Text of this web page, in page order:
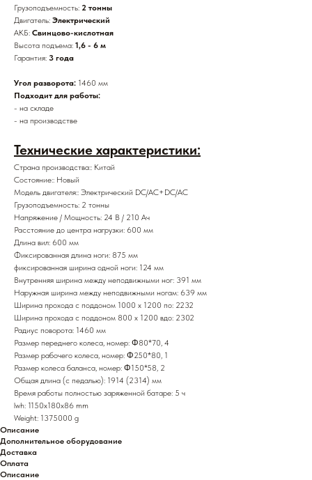
Грузоподъемность: 2 тонны
Двигатель: Электрический
АКБ: Свинцово-кислотная
Высота подъема: 1,6 - 6 м
Гарантия: 3 года
Угол разворота: 1460 мм
Подходит для работы:
- на складе
- на производстве
Технические характеристики:
Страна производства:: Китай
Состояние:: Новый
Модель двигателя:: Электрический DC/AC+DC/AC
Грузоподъемность: 2 тонны
Напряжение / Мощность: 24 В / 210 Ач
Расстояние до центра нагрузки: 600 мм
Длина вил: 600 мм
Фиксированная длина ноги: 875 мм
фиксированная ширина одной ноги: 124 мм
Внутренняя ширина между неподвижными ног: 391 мм
Наружная ширина между неподвижными ногам: 639 мм
Ширина прохода с поддоном 1000 x 1200 по: 2232
Ширина прохода с поддоном 800 х 1200 вдо: 2302
Радиус поворота: 1460 мм
Размер переднего колеса, номер: Φ80*70, 4
Размер рабочего колеса, номер: Φ250*80, 1
Размер колеса баланса, номер: Φ150*58, 2
Общая длина (с педалью): 1914 (2314) мм
Время работы полностью заряженной батаре: 5 ч
lwh: 1150x180x86 mm
Weight: 1375000 g
Описание
Дополнительное оборудование
Доставка
Оплата
Описание